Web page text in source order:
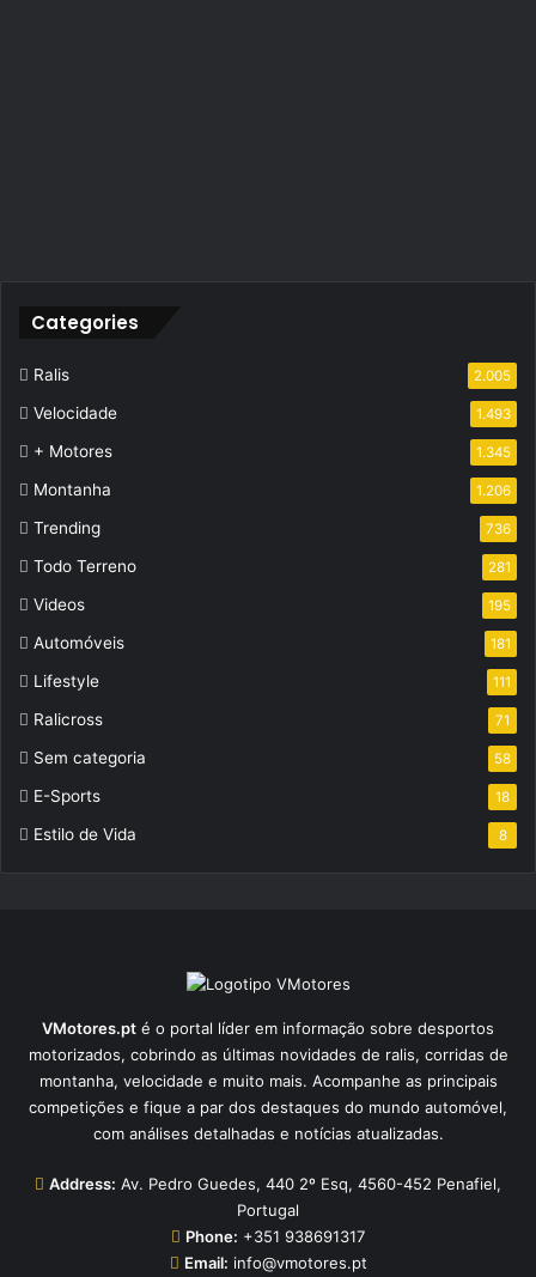
Categories
Ralis 2.005
Velocidade 1.493
+ Motores 1.345
Montanha 1.206
Trending 736
Todo Terreno 281
Videos 195
Automóveis 181
Lifestyle 111
Ralicross 71
Sem categoria 58
E-Sports 18
Estilo de Vida 8
VMotores.pt é o portal líder em informação sobre desportos
motorizados, cobrindo as últimas novidades de ralis, corridas de
montanha, velocidade e muito mais. Acompanhe as principais
competições e fique a par dos destaques do mundo automóvel,
com análises detalhadas e notícias atualizadas.
Address: Av. Pedro Guedes, 440 2º Esq, 4560-452 Penafiel,
Portugal
Phone: +351 938691317
Email: info@vmotores.pt